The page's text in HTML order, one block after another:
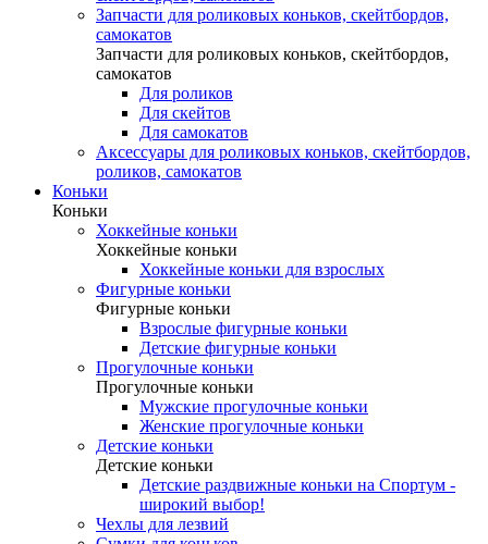
Запчасти для роликовых коньков, скейтбордов,
самокатов
Запчасти для роликовых коньков, скейтбордов,
самокатов
Для роликов
Для скейтов
Для самокатов
Аксессуары для роликовых коньков, скейтбордов,
роликов, самокатов
Коньки
Коньки
Хоккейные коньки
Хоккейные коньки
Хоккейные коньки для взрослых
Фигурные коньки
Фигурные коньки
Взрослые фигурные коньки
Детские фигурные коньки
Прогулочные коньки
Прогулочные коньки
Мужские прогулочные коньки
Женские прогулочные коньки
Детские коньки
Детские коньки
Детские раздвижные коньки на Спортум -
широкий выбор!
Чехлы для лезвий